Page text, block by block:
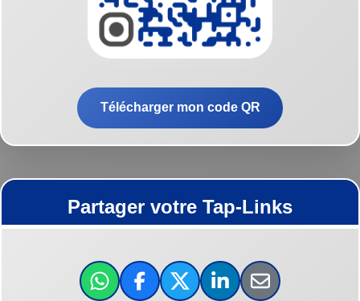
Télécharger mon code QR
Partager votre Tap-Links